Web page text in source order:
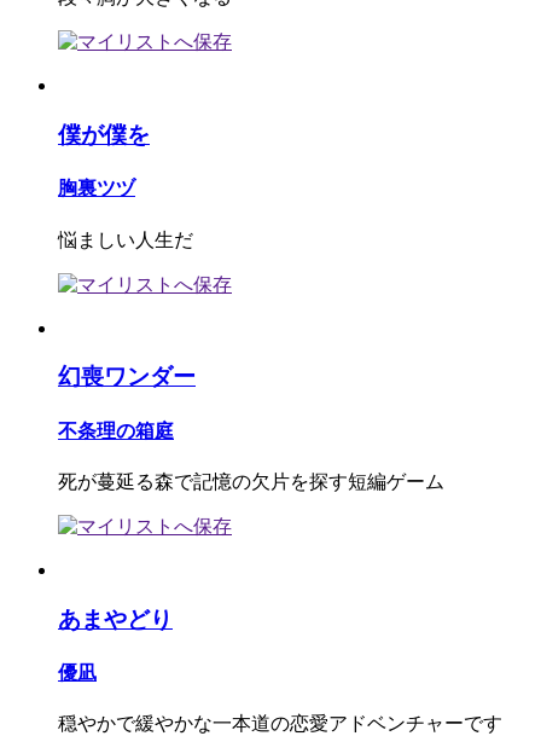
僕が僕を
胸裏ツヅ
悩ましい人生だ
幻喪ワンダー
不条理の箱庭
死が蔓延る森で記憶の欠片を探す短編ゲーム
あまやどり
優凪
穏やかで緩やかな一本道の恋愛アドベンチャーです